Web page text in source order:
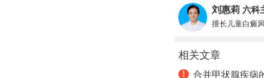
刘惠莉 六科
擅长儿童白癜
相关文章
1 合并甲状腺疾病